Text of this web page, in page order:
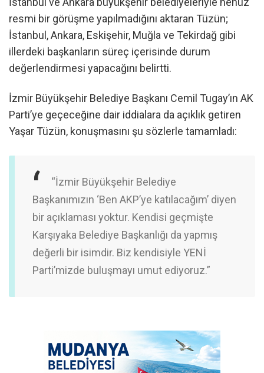
resmi bir görüşme yapılmadığını aktaran Tüzün;
İstanbul, Ankara, Eskişehir, Muğla ve Tekirdağ gibi
illerdeki başkanların süreç içerisinde durum
değerlendirmesi yapacağını belirtti.
İzmir Büyükşehir Belediye Başkanı Cemil Tugay’ın AK
Parti’ye geçeceğine dair iddialara da açıklık getiren
Yaşar Tüzün, konuşmasını şu sözlerle tamamladı:
“İzmir Büyükşehir Belediye
Başkanımızın ‘Ben AKP’ye katılacağım’ diyen
bir açıklaması yoktur. Kendisi geçmişte
Karşıyaka Belediye Başkanlığı da yapmış
değerli bir isimdir. Biz kendisiyle YENİ
Parti’mizde buluşmayı umut ediyoruz.”